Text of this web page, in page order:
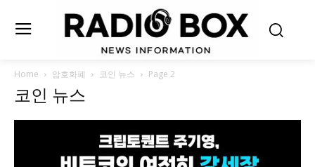
Home 암호화폐 코인 뉴스 Page 2
코인 뉴스